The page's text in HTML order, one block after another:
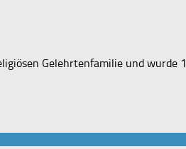
Gelehrtenfamilie und